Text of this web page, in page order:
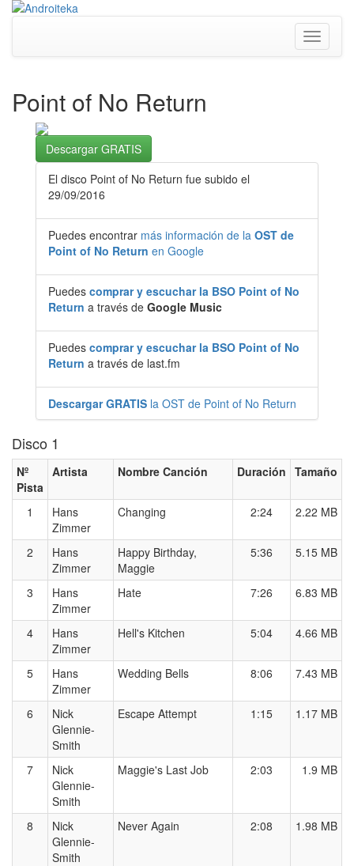
Toggle
Point of No Return
Descargar GRATIS
El disco Point of No Return fue subido el
29/09/2016
Puedes encontrar más información de la OST de
Point of No Return en Google
Puedes comprar y escuchar la BSO Point of No
Return a través de Google Music
Puedes comprar y escuchar la BSO Point of No
Return a través de last.fm
Descargar GRATIS la OST de Point of No Return
Disco 1
Nº
Pista
Artista Nombre Canción Duración Tamaño
1
Hans
Zimmer
Changing 2:24 2.22 MB
2
Hans
Zimmer
Happy Birthday,
Maggie
5:36 5.15 MB
3
Hans
Zimmer
Hate 7:26 6.83 MB
4
Hans
Zimmer
Hell's Kitchen 5:04 4.66 MB
5
Hans
Zimmer
Wedding Bells 8:06 7.43 MB
6
Nick
Glennie-
Smith
Escape Attempt 1:15 1.17 MB
7
Nick
Glennie-
Smith
Maggie's Last Job 2:03 1.9 MB
8
Nick
Glennie-
Smith
Never Again 2:08 1.98 MB